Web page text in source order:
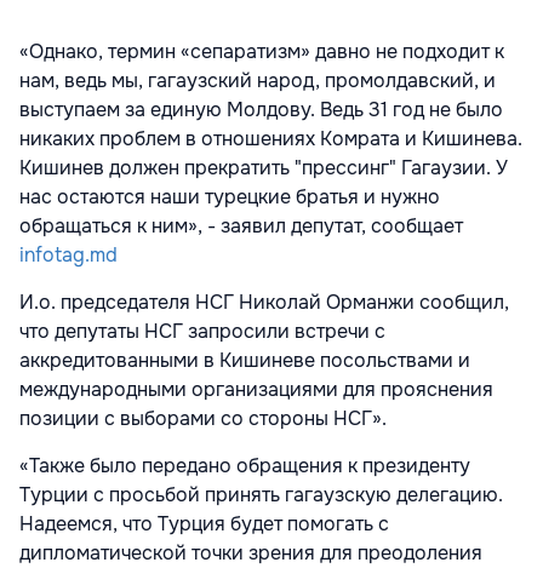
«Однако, термин «сепаратизм» давно не подходит к
нам, ведь мы, гагаузский народ, промолдавский, и
выступаем за единую Молдову. Ведь 31 год не было
никаких проблем в отношениях Комрата и Кишинева.
Кишинев должен прекратить "прессинг" Гагаузии. У
нас остаются наши турецкие братья и нужно
обращаться к ним», - заявил депутат, сообщает
infotag.md
И.о. председателя НСГ Николай Орманжи сообщил,
что депутаты НСГ запросили встречи с
аккредитованными в Кишиневе посольствами и
международными организациями для прояснения
позиции с выборами со стороны НСГ».
«Также было передано обращения к президенту
Турции с просьбой принять гагаузскую делегацию.
Надеемся, что Турция будет помогать с
дипломатической точки зрения для преодоления